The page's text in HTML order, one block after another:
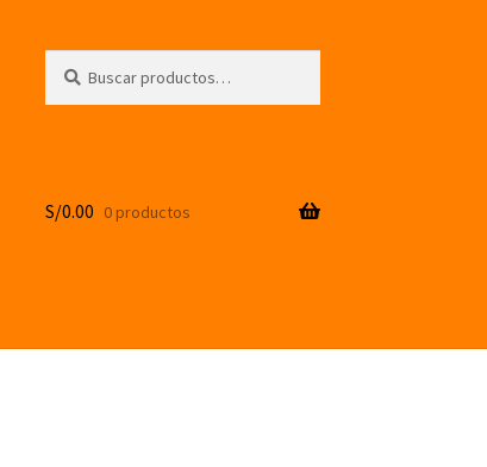
por:
S/0.00 0 productos